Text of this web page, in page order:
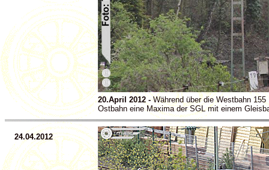
20.April 2012 -Während über die Westbahn
Ostbahn eine Maxima der SGL mit einem
24.04.2012